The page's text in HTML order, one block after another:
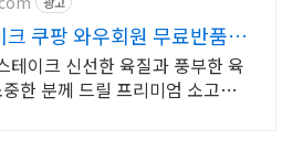
쿠팡 와우회원 무료반품으
테이크 신선한 육질과 풍부한 육
한 분께 드릴 프리미엄 소고기,